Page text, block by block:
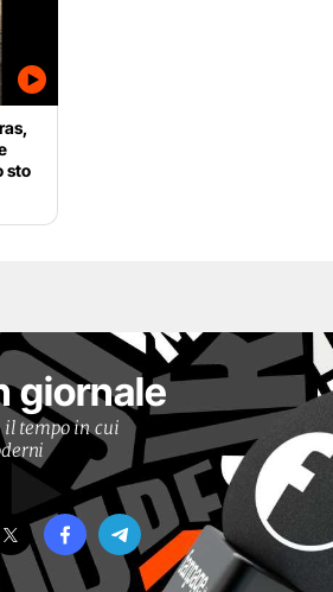
sto
giornale
tempo in cui